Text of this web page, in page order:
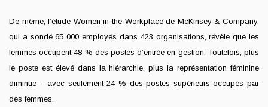
De même, l’étude Women in the Workplace de McKinsey & Company,
qui a sondé 65 000 employés dans 423 organisations, révèle que les
femmes occupent 48 % des postes d’entrée en gestion. Toutefois, plus
le poste est élevé dans la hiérarchie, plus la représentation féminine
diminue – avec seulement 24 % des postes supérieurs occupés par
des femmes.